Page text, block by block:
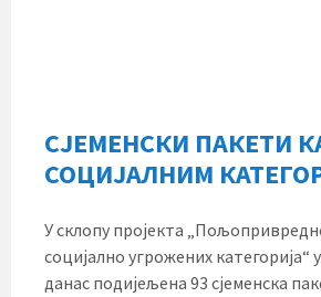
СЈЕМЕНСКИ ПАКЕТИ
СОЦИЈАЛНИМ
У склопу пројекта
социјално угрожених категорија“
данас подијељена 93 сјеменска